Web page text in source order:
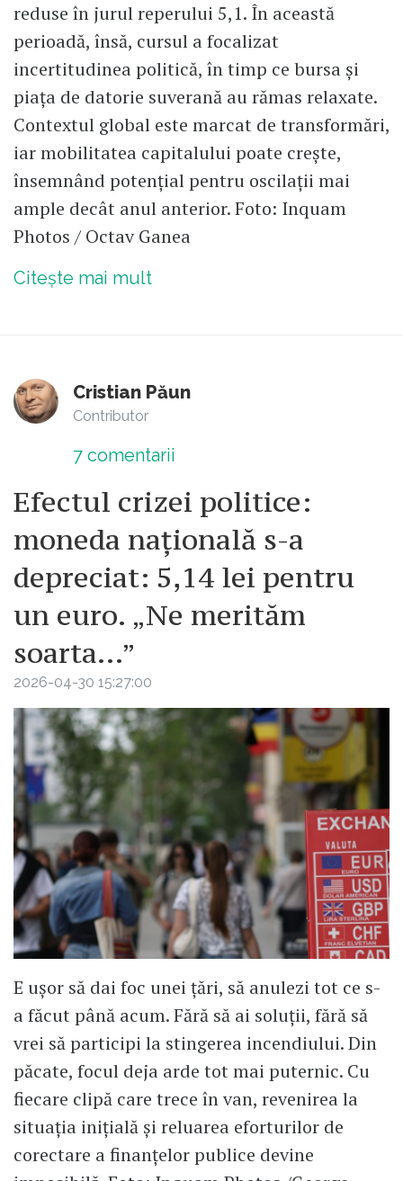
reduse în jurul reperului 5,1. În această
perioadă, însă, cursul a focalizat
incertitudinea politică, în timp ce bursa și
piața de datorie suverană au rămas relaxate.
Contextul global este marcat de transformări,
iar mobilitatea capitalului poate crește,
însemnând potențial pentru oscilații mai
ample decât anul anterior. Foto: Inquam
Photos / Octav Ganea
Citește mai mult
Cristian Păun
Contributor
7 comentarii
Efectul crizei politice:
moneda națională s-a
depreciat: 5,14 lei pentru
un euro. „Ne merităm
soarta...”
2026-04-30 15:27:00
E ușor să dai foc unei țări, să anulezi tot ce s-
a făcut până acum. Fără să ai soluții, fără să
vrei să participi la stingerea incendiului. Din
păcate, focul deja arde tot mai puternic. Cu
fiecare clipă care trece în van, revenirea la
situația inițială și reluarea eforturilor de
corectare a finanțelor publice devine